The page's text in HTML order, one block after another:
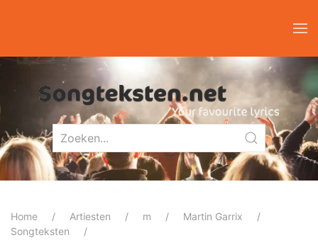
Home Artiesten m
Martin Garrix
Songteksten